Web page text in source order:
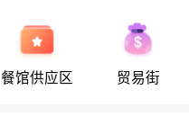
餐馆供应区 贸易街